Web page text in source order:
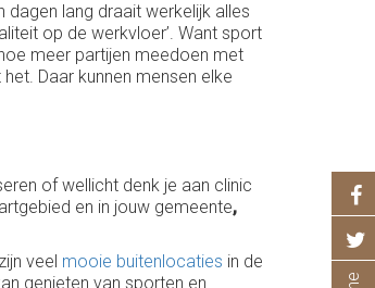
lang draait werkelijk alles
op de werkvloer’. Want sport
meer partijen meedoen met
Daar kunnen mensen elke
of wellicht denk je aan clinic
en in jouw gemeente,
veel mooie buitenlocaties in de
genieten van sporten en